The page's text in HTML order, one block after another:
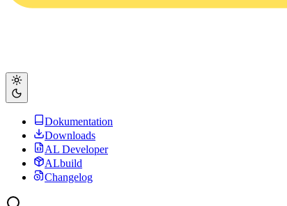
Dokumentation
Downloads
AL Developer
ALbuild
Changelog